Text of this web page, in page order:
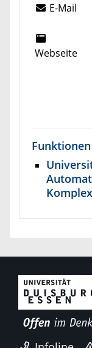
E-Mail
Webseite
Funktionen